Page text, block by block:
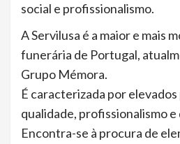
social e profissionalismo.
A Servilusa é a maior e mais
funerária de Portugal,
Grupo Mémora.
É caracterizada por
qualidade, profissionalismo e
Encontra-se à procura de